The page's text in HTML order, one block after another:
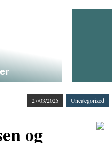
27/03/2026 Uncategorized
og